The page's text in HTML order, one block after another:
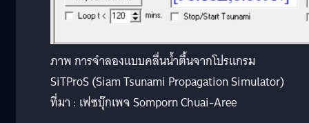
ภาพ การจำลองแบบคลื่นน้ำตื้นจากโปรแกรม
SiTProS (Siam Tsunami Propagation Simulator)
ที่มา : เฟซบุ๊กเพจ Somporn Chuai-Aree